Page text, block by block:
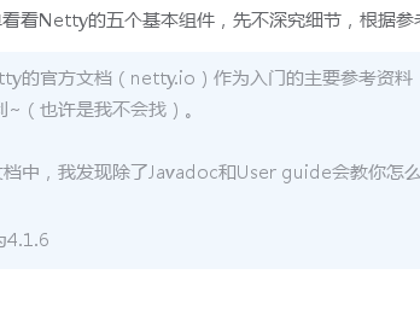
看Netty的五个基本组件，先不深究细节，根据
的官方文档（netty.io）作为入门的主要参考资
（也许是我不会找）。
中，我发现除了Javadoc和User guide会教你怎
4.1.6